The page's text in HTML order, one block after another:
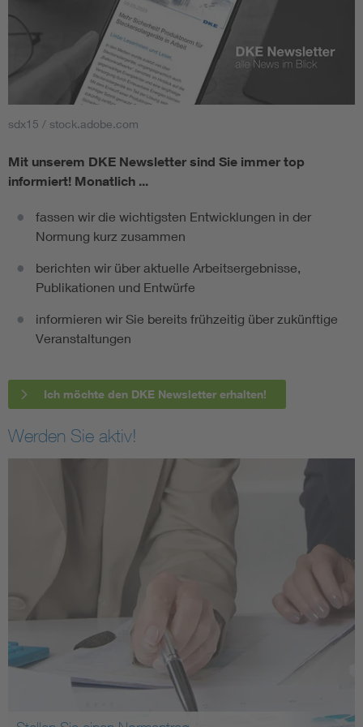
sdx15 / stock.adobe.com
Mit unserem DKE Newsletter sind Sie immer top
informiert! Monatlich ...
fassen wir die wichtigsten Entwicklungen in der
Normung kurz zusammen
berichten wir über aktuelle Arbeitsergebnisse,
Publikationen und Entwürfe
informieren wir Sie bereits frühzeitig über zukünftige
Veranstaltungen
Ich möchte den DKE Newsletter erhalten!
Werden Sie aktiv!